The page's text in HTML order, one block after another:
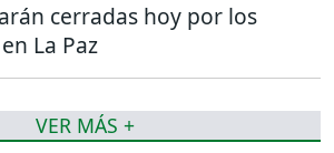
cerradas hoy por los
La Paz
VER MÁS +